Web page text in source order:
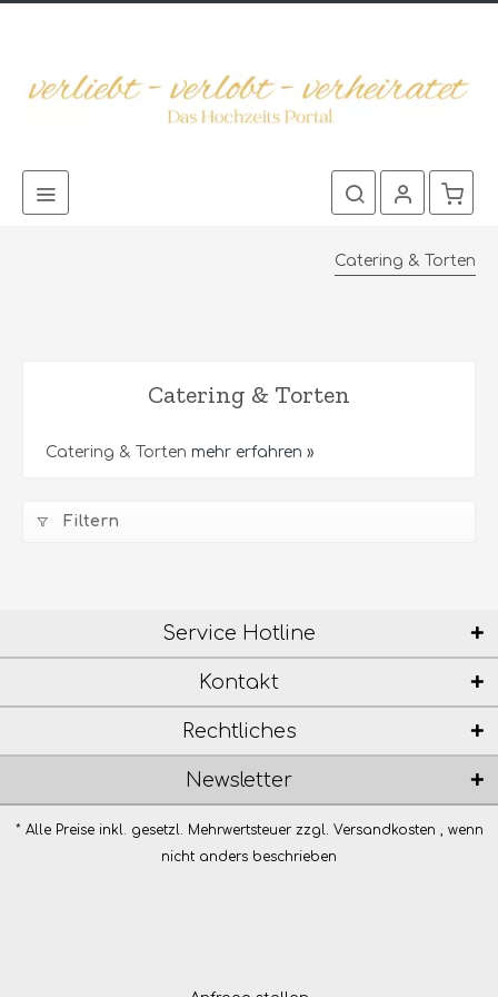
Catering & Torten
Catering & Torten
Catering & Torten mehr erfahren »
Filtern
Service Hotline
Kontakt
Rechtliches
Newsletter
* Alle Preise inkl. gesetzl. Mehrwertsteuer zzgl. Versandkosten , wenn
nicht anders beschrieben